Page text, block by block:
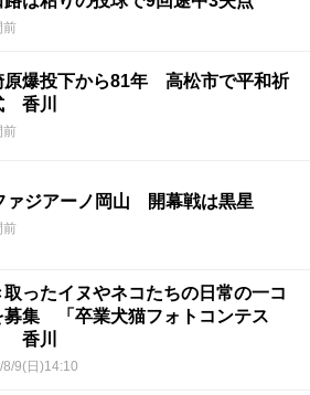
前
原爆投下から81年 高松市で平和祈
香川
前
ァジアーノ岡山 開幕戦は黒星
前
取ったイヌやネコたちの日常の一コ
募集 「卒業犬猫フォトコンテス
香川
9(日)14:10